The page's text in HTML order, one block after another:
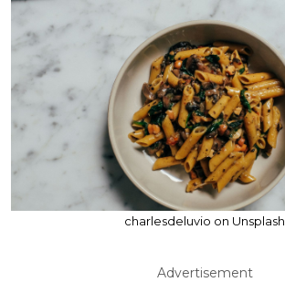
charlesdeluvio on Unsplash
Advertisement